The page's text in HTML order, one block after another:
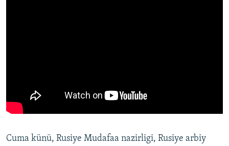
Cuma künü, Rusiye Mudafaa nazirligi, Rusiye arbiy